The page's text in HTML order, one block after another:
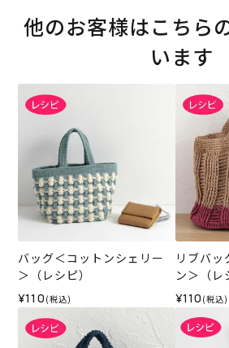
他のお客様はこちら
います
バッグ＜コットンシェリー
＞（レシピ）
¥110 (税込)
リブバッ
ン＞（レ
¥110 (税込)